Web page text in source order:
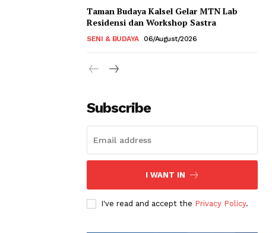
Taman Budaya Kalsel Gelar MTN Lab
Residensi dan Workshop Sastra
SENI & BUDAYA 06/August/2026
Subscribe
I WANT IN
I've read and accept the Privacy Policy.